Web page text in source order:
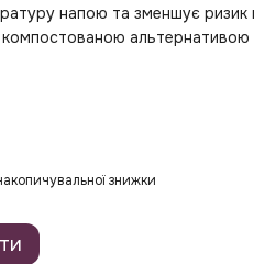
напою та зменшує
компостованою
знижки